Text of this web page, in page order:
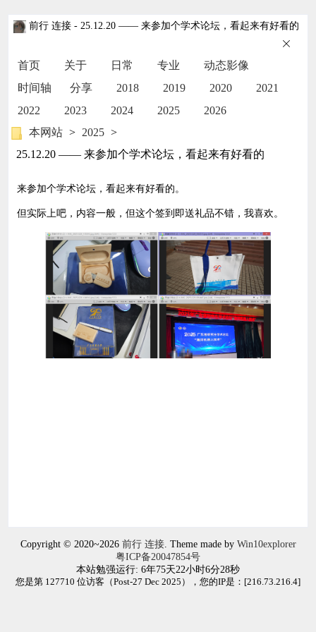
前行 连接- 25.12.20 —— 来参加个学术论坛，看起来有好看的
首页 关于 日常 专业
动态影像
时间轴
分享 2018 2019 2020
2021
2022
2023 2024 2025
2026
本网站 > 2025 >
25.12.20 —— 来参加个学术论坛，看起来有好看的
来参加个学术论坛，看起来有好看的。
但实际上吧，内容一般，但这个签到即送礼品不错，我喜欢。
Copyright © 2020~2026 前行 连接. Theme made by Win10explorer
粤ICP备20047854号
本站勉强运行: 6年75天22小时6分28秒
您是第 127710 位访客（Post-27 Dec 2025），您的IP是：[216.73.216.4]